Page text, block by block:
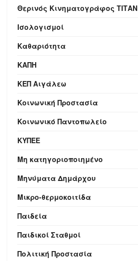
Θερινός Κινηματογράφος ΤΙΤΑΝ
Ισολογισμοί
Καθαριότητα
ΚΑΠΗ
ΚΕΠ Αιγάλεω
Κοινωνική Προστασία
Κοινωνικό Παντοπωλείο
ΚΥΠΕΕ
Μη κατηγοριοποιημένο
Μηνύματα Δημάρχου
Μικρο-θερμοκοιτίδα
Παιδεία
Παιδικοί Σταθμοί
Πολιτική Προστασία